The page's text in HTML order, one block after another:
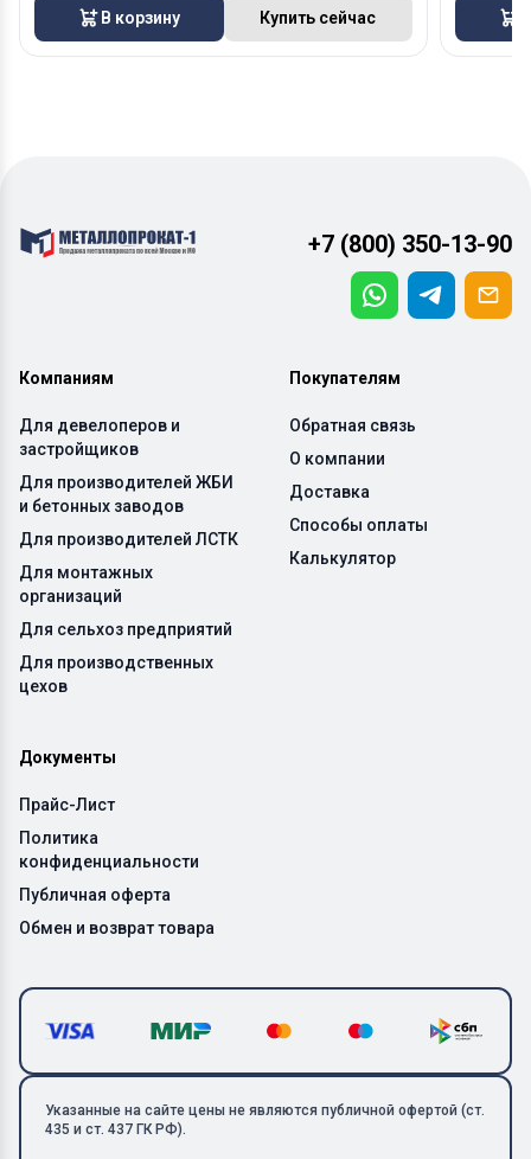
В корзину Купить сейчас
+7 (800) 350-13-90
Компаниям
Для девелоперов и
застройщиков
Для производителей ЖБИ
и бетонных заводов
Для производителей ЛСТК
Для монтажных
организаций
Для сельхоз предприятий
Для производственных
цехов
Покупателям
Обратная связь
О компании
Доставка
Способы оплаты
Калькулятор
Документы
Прайс-Лист
Политика
конфиденциальности
Публичная оферта
Обмен и возврат товара
Указанные на сайте цены не являются публичной офертой (ст.
435 и ст. 437 ГК РФ).